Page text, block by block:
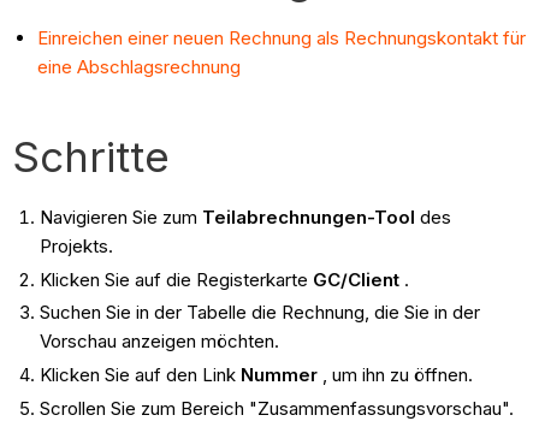
Einreichen einer neuen Rechnung als Rechnungskontakt für
eine Abschlagsrechnung
Schritte
Navigieren Sie zum Teilabrechnungen-Tool des
Projekts.
Klicken Sie auf die Registerkarte GC/Client.
Suchen Sie in der Tabelle die Rechnung, die Sie in der
Vorschau anzeigen möchten.
Klicken Sie auf den Link Nummer, um ihn zu öffnen.
Scrollen Sie zum Bereich "Zusammenfassungsvorschau".